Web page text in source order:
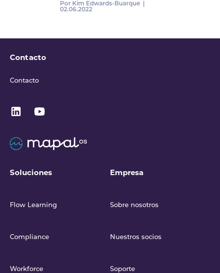
Por Kim Edwards-Buarque |
02.06.2022
Contacto
Contacto
Soluciones
Flow Learning
Compliance
Workforce
Empresa
Sobre nosotros
Nuestros socios
Soporte